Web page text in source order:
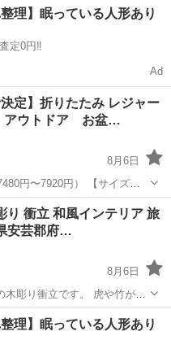
カバン
理】眠っている人形あり
定0円‼️
Ad
折りたたみ レジャー
ウトドア お盆…
8月6日
円） 【サイズ】
り 衝立 和風インテリア 旅
安芸郡府…
8月6日
立です。 虎や竹が丁
関や和室、旅館、料亭、店舗
理】眠っている人形あり